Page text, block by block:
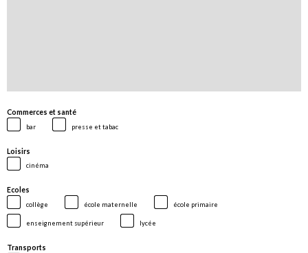
Commerces et santé
bar presse et tabac
Loisirs
cinéma
Ecoles
collège école maternelle école primaire
enseignement supérieur lycée
Transports